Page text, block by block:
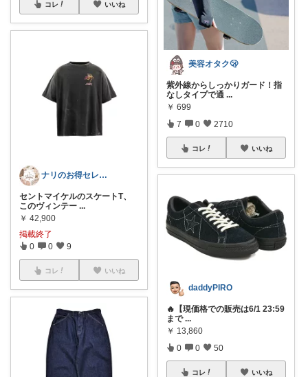
コレ いいね
ナリのお得セレクト
セントマイケルのスケートT、
このヴィンテー ...
￥ 42,900
掲載終了
0 0 9
コレ いいね
美容オタク🫢
紫外線からしっかりガード！指
なしタイプで通 ...
￥ 699
7 0 2710
コレ いいね
daddyPIRO
🔥【現価格での販売は6/1 23:59
まで ...
￥ 13,860
0 0 50
コレ いいね